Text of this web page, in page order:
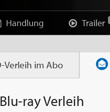
Handlung Trailer
Verleih im Abo
ray Verleih